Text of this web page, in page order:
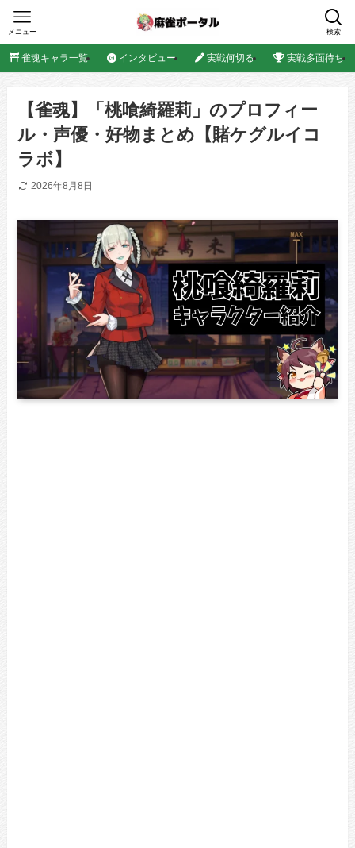
検索
メニュー
雀魂キャラ一覧 インタビュー 実戦何切る 実戦多面待ち
【雀魂】「桃喰綺羅莉」のプロフィー
ル・声優・好物まとめ【賭ケグルイコ
ラボ】
2026年8月8日